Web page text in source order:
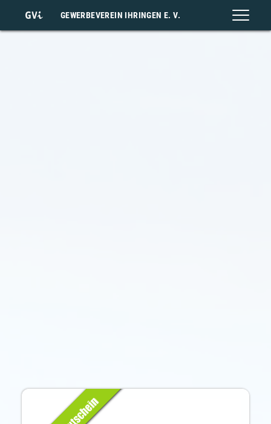
GEWERBEVEREIN IHRINGEN E. V.